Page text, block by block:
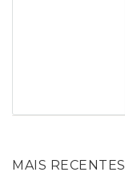
MAIS RECENTES